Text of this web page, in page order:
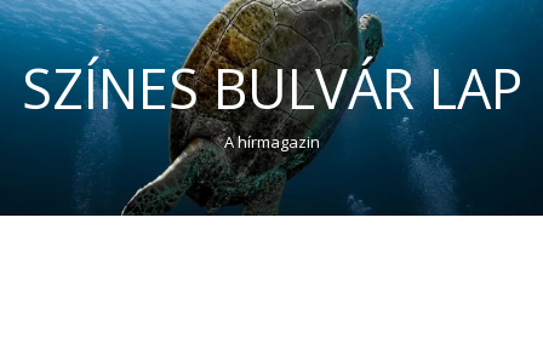
SZÍNES BULVÁR LAP
A hírmagazin